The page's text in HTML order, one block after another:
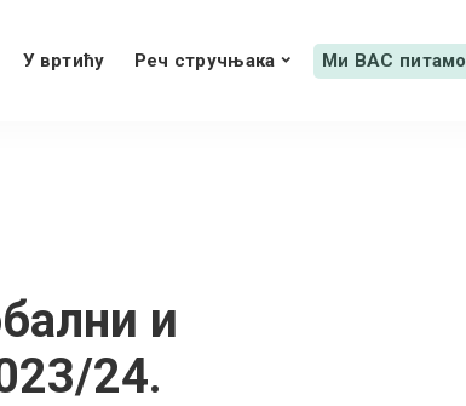
У вртићу Реч стручњака Ми ВАС питамо
и
24.